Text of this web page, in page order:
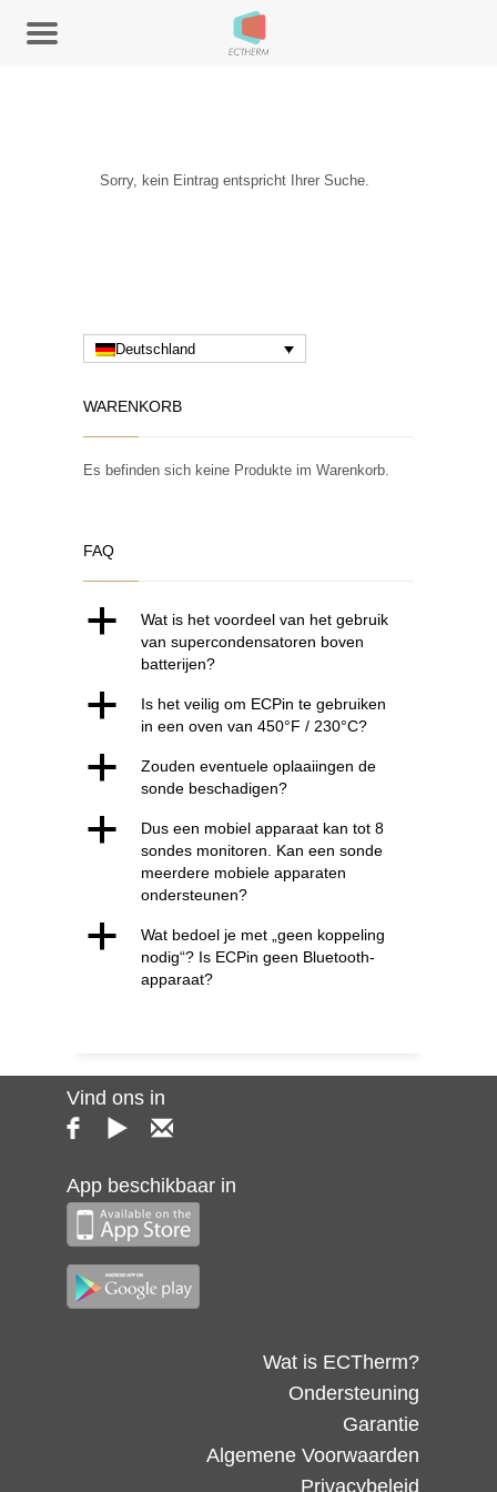
Sorry, kein Eintrag entspricht Ihrer Suche.
Deutschland
WARENKORB
Es befinden sich keine Produkte im Warenkorb.
FAQ
a
Wat is het voordeel van het gebruik
van supercondensatoren boven
batterijen?
a
Is het veilig om ECPin te gebruiken
in een oven van 450°F / 230°C?
a
Zouden eventuele oplaaiingen de
sonde beschadigen?
a
Dus een mobiel apparaat kan tot 8
sondes monitoren. Kan een sonde
meerdere mobiele apparaten
ondersteunen?
a
Wat bedoel je met „geen koppeling
nodig“? Is ECPin geen Bluetooth-
apparaat?
Vind ons in
App beschikbaar in
Wat is ECTherm?
Ondersteuning
Garantie
Algemene Voorwaarden
Privacybeleid